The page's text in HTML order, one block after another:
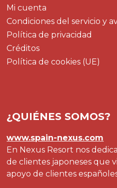
Mi cuenta
Condiciones del servicio y
Política de privacidad
Créditos
Política de cookies (UE)
¿QUIÉNES SOMOS?
www.spain-nexus.com
En Nexus Resort nos
de clientes japoneses que
apoyo de clientes